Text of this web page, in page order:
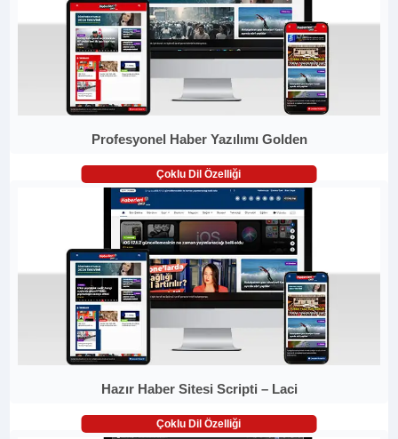
Profesyonel Haber Yazılımı Golden
Çoklu Dil Özelliği
Hazır Haber Sitesi Scripti – Laci
Çoklu Dil Özelliği